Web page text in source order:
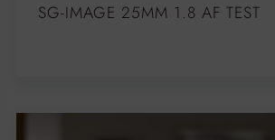
SG-IMAGE 25MM 1.8 AF TEST